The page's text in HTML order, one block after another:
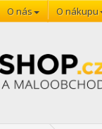
O nás O nákupu